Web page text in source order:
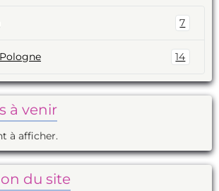
7
14
à venir
à afficher.
du site